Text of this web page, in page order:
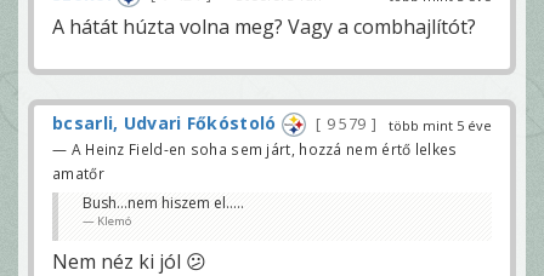
A hátát húzta volna meg? Vagy a combhajlítót?
több mint 5 éve
bcsarli, Udvari Főkóstoló 9 579
— A Heinz Field-en soha sem járt, hozzá nem értő lelkes
amatőr
Bush...nem hiszem el.....
Klemó
Nem néz ki jól 😕